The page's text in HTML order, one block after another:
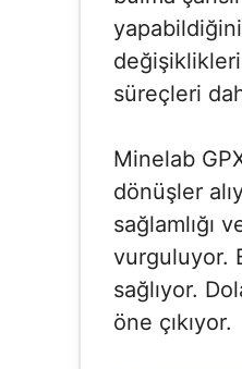
süreçleri
Minelab
dönüşler
sağlamlığı
vurguluyor.
sağlıyor.
öne çıkıyor.